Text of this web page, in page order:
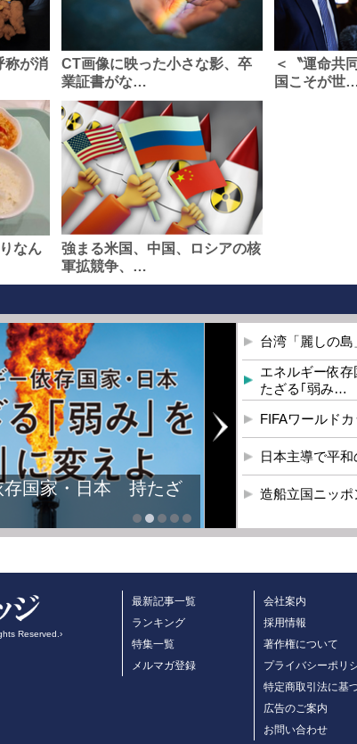
称が消
CT画像に映った小さな影、卒
業証書がな…
＜〝運命共
国こそが世
なん
強まる米国、中国、ロシアの核
軍拡競争、…
存国家・日本 持たざ
台湾「麗しの島
エネルギー依
たざる｢弱み…
FIFAワールド
日本主導で平
造船立国ニッポ
Reserved.›
最新記事一覧
ランキング
特集一覧
メルマガ登録
会社案内
採用情報
著作権について
プライバシーポリ
特定商取引法に基
広告のご案内
お問い合わせ